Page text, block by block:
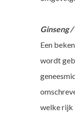
Ginseng /
Een
wordt
welke rijk